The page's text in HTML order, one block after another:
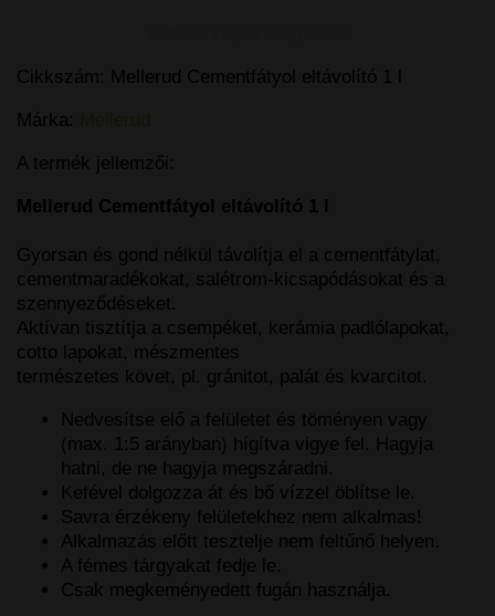
Cikkszám: Mellerud Cementfátyol eltávolító 1 l
Márka:
A termék jellemzői:
Mellerud Cementfátyol eltávolító 1 l
Gyorsan és gond nélkül távolítja el a cementfátylat,
cementmaradékokat, salétrom-kicsapódásokat és a
szennyeződéseket.
Aktívan tisztítja a csempéket, kerámia padlólapokat,
cotto lapokat, mészmentes
természetes követ, pl. gránitot, palát és kvarcitot.
Nedvesítse elő a felületet és töményen vagy
(max. 1:5 arányban) hígítva vigye fel. Hagyja
hatni, de ne hagyja megszáradni.
Kefével dolgozza át és bő vízzel öblítse le.
Savra érzékeny felületekhez nem alkalmas!
Alkalmazás előtt tesztelje nem feltűnő helyen.
A fémes tárgyakat fedje le.
Csak megkeményedett fugán használja.